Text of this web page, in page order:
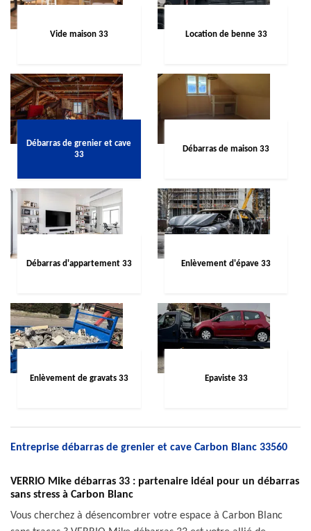
Vide maison 33 Location de benne 33
Débarras de grenier et cave
33
Débarras de maison 33
Débarras d'appartement 33 Enlèvement d'épave 33
Enlèvement de gravats 33 Epaviste 33
Entreprise débarras de grenier et cave Carbon Blanc 33560
VERRIO Mike débarras 33 : partenaire idéal pour un débarras
sans stress à Carbon Blanc
Vous cherchez à désencombrer votre espace à Carbon Blanc